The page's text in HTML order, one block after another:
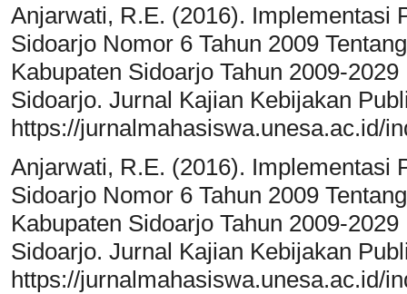
Anjarwati, R.E. (2016). Implementasi
Sidoarjo Nomor 6 Tahun 2009
Kabupaten Sidoarjo Tahun 2009-
Sidoarjo. Jurnal Kajian Kebijakan
https://jurnalmahasiswa.unesa.ac.id/
Anjarwati, R.E. (2016). Implementasi
Sidoarjo Nomor 6 Tahun 2009
Kabupaten Sidoarjo Tahun 2009-
Sidoarjo. Jurnal Kajian Kebijakan
https://jurnalmahasiswa.unesa.ac.id/